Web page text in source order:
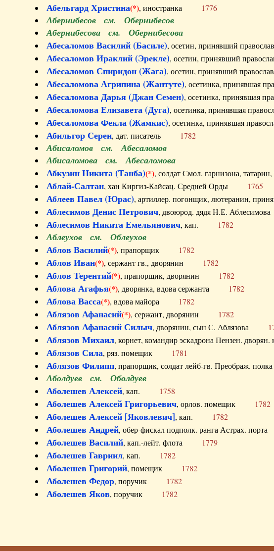
Абельгард Христина(*), иностранка 1776
Абернибесов см. Обернибесов
Абернибесова см. Обернибесова
Абесаломов Василий (Басиле), осетин, принявший
Абесаломов Ираклий (Эрекле), осетин, принявший
Абесаломов Спиридон (Жага), осетин, принявший
Абесаломова Агрипина (Жантуте), осетинка, принявшая
Абесаломова Дарья (Джан Семен), осетинка, принявшая
Абесаломова Елизавета (Дуга), осетинка, принявшая
Абесаломова Фекла (Жамкис), осетинка, принявшая
Абильгор Серен, дат. писатель 1782
Абисаломов см. Абесаломов
Абисаломова см. Абесаломова
Абкузин Никита (Танба)(*), солдат Смол. гарнизона,
Аблай-Салтан, хан Киргиз-Кайсац. Средней Орды 1765
Аблеев Павел (Юрас), артиллер. погонщик, лютеранин,
Аблесимов Денис Петрович, двоюрод. дядя Н.Е.
Аблесимов Никита Емельянович, кап. 1782
Аблеухов см. Облеухов
Аблов Василий(*), прапорщик 1782
Аблов Иван(*), сержант гв., дворянин 1782
Аблов Терентий(*), прапорщик, дворянин 1782
Аблова Агафья(*), дворянка, вдова сержанта 1782
Аблова Васса(*), вдова майора 1782
Аблязов Афанасий(*), сержант, дворянин 1782
Аблязов Афанасий Силыч, дворянин, сын С. Аблязова
Аблязов Михаил, корнет, командир эскадрона Пензен.
Аблязов Сила, ряз. помещик 1781
Аблязов Филипп, прапорщик, солдат лейб-гв. Преображ.
Аболдуев см. Оболдуев
Аболешев Алексей, кап. 1758
Аболешев Алексей Григорьевич, орлов. помещик 1782
Аболешев Алексей [Яковлевич], кап. 1782
Аболешев Андрей, обер-фискал подполк. ранга Астрах.
Аболешев Василий, кап.-лейт. флота 1779
Аболешев Гавриил, кап. 1782
Аболешев Григорий, помещик 1782
Аболешев Федор, поручик 1782
Аболешев Яков, поручик 1782